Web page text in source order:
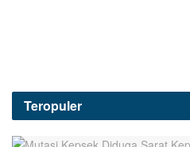
Teropuler